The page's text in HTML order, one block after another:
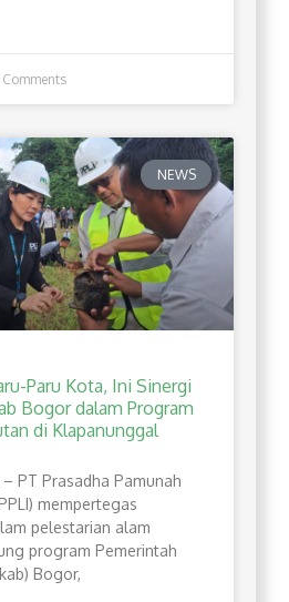
Comments
NEWS
Paru Kota, Ini Sinergi
Bogor dalam Program
di Klapanunggal
– PT Prasadha Pamunah
mempertegas
pelestarian alam
program Pemerintah
Bogor,